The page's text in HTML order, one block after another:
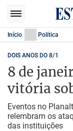
Início Política
DOIS ANOS DO 8/1
8 de
vitória
Eventos no
relembram os
das instituições